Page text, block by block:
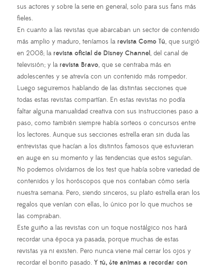
sus actores y sobre la serie en general, solo para sus fans más
fieles.
En cuanto a las revistas que abarcaban un sector de contenido
más amplio y maduro, teníamos la revista Como Tú, que surgió
en 2008; la revista oficial de Disney Channel, del canal de
televisión; y la revista Bravo, que se centraba más en
adolescentes y se atrevía con un contenido más rompedor.
Luego seguiremos hablando de las distintas secciones que
todas estas revistas compartían. En estas revistas no podía
faltar alguna manualidad creativa con sus instrucciones paso a
paso, como también siempre había sorteos o concursos entre
los lectores. Aunque sus secciones estrella eran sin duda las
entrevistas que hacían a los distintos famosos que estuvieran
en auge en su momento y las tendencias que estos seguían.
No podemos olvidarnos de los test que había sobre variedad de
contenidos y los horóscopos que nos contaban cómo sería
nuestra semana. Pero, siendo sinceros, su plato estrella eran los
regalos que venían con ellas, lo único por lo que muchos se
las compraban.
Este guiño a las revistas con un toque nostálgico nos hará
recordar una época ya pasada, porque muchas de estas
revistas ya ni existen. Pero nunca viene mal cerrar los ojos y
recordar el bonito pasado. Y tú, ¿te animas a recordar con